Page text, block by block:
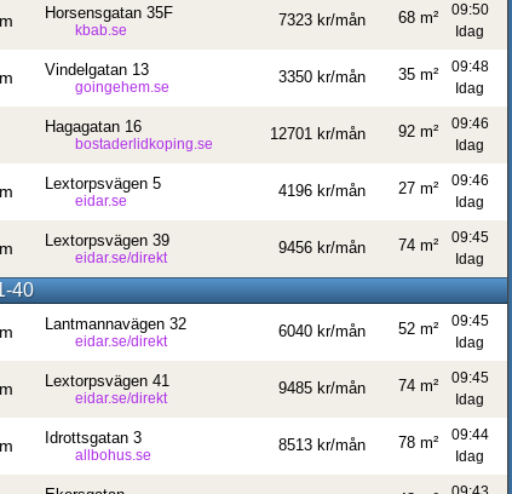
Horsensgatan 35F
kbab.se
7323 kr/mån
09:50
Idag
68 m²
Vindelgatan 13
goingehem.se
3350 kr/mån
09:48
Idag
35 m²
Hagagatan 16
bostaderlidkoping.se
12701 kr/mån
09:46
Idag
92 m²
Lextorpsvägen 5
eidar.se
4196 kr/mån
09:46
Idag
27 m²
Lextorpsvägen 39
eidar.se/direkt
9456 kr/mån
09:45
Idag
74 m²
40
Lantmannavägen 32
eidar.se/direkt
6040 kr/mån
09:45
Idag
52 m²
Lextorpsvägen 41
eidar.se/direkt
9485 kr/mån
09:45
Idag
74 m²
Idrottsgatan 3
allbohus.se
8513 kr/mån
09:44
Idag
78 m²